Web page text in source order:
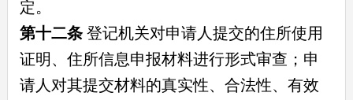
定。
第十二条登记机关对申请人提交的住所使用
证明、住所信息申报材料进行形式审查；申
请人对其提交材料的真实性、合法性、有效